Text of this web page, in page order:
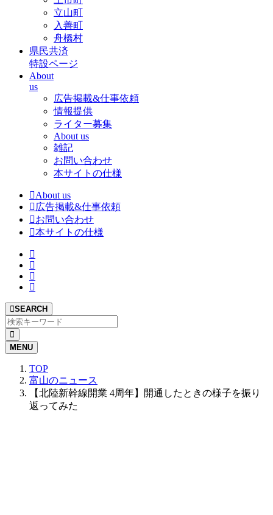
立山町
入善町
舟橋村
県民共済
特設ページ
About
us
広告掲載&仕事依頼
情報提供
ライター募集
About us
雑記
お問い合わせ
本サイトの仕様
About us
広告掲載&仕事依頼
お問い合わせ
本サイトの仕様
SEARCH
MENU
TOP
富山のニュース
【北陸新幹線開業 4周年】開通したときの様子を振り
返ってみた